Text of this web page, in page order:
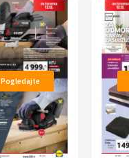
Pogledajte